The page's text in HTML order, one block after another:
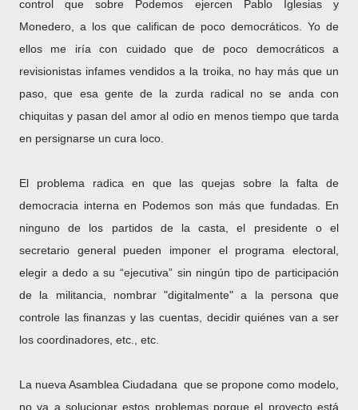
control que sobre Podemos ejercen Pablo Iglesias y
Monedero, a los que califican de poco democráticos. Yo de
ellos me iría con cuidado que de poco democráticos a
revisionistas infames vendidos a la troika, no hay más que un
paso, que esa gente de la zurda radical no se anda con
chiquitas y pasan del amor al odio en menos tiempo que tarda
en persignarse un cura loco.
El problema radica en que las quejas sobre la falta de
democracia interna en Podemos son más que fundadas. En
ninguno de los partidos de la casta, el presidente o el
secretario general pueden imponer el programa electoral,
elegir a dedo a su “ejecutiva” sin ningún tipo de participación
de la militancia, nombrar "digitalmente" a la persona que
controle las finanzas y las cuentas, decidir quiénes van a ser
los coordinadores, etc., etc.
La nueva Asamblea Ciudadana que se propone como modelo,
no va a solucionar estos problemas porque el proyecto está